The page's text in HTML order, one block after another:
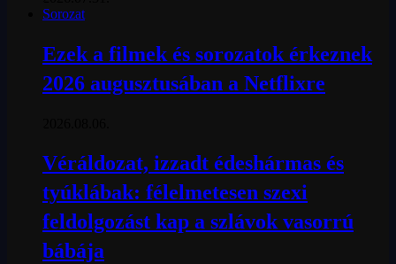
Sorozat
Ezek a filmek és sorozatok érkeznek
2026 augusztusában a Netflixre
Véráldozat, izzadt édeshármas és
tyúklábak: félelmetesen szexi
feldolgozást kap a szlávok vasorrú
bábája